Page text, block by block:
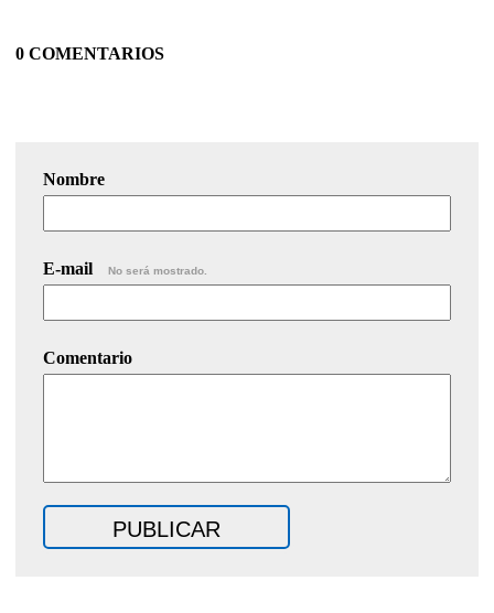
0 COMENTARIOS
Nombre
E-mail No será mostrado.
Comentario